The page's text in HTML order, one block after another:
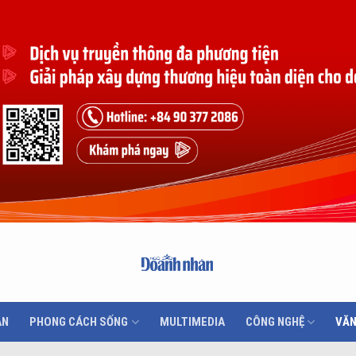
PHONG CÁCH SỐNG MULTIMEDIA CÔNG NGHỆ